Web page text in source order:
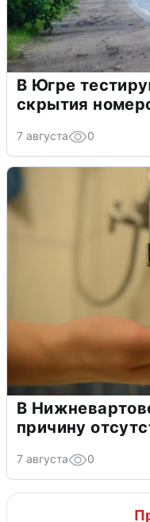
В Югре
скрытия
7 августа 0
В
причину
7 августа 0